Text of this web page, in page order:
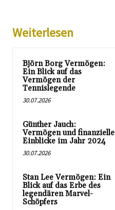
Weiterlesen
Björn Borg Vermögen:
Ein Blick auf das
Vermögen der
Tennislegende
30.07.2026
Günther Jauch:
Vermögen und finanzielle
Einblicke im Jahr 2024
30.07.2026
Stan Lee Vermögen: Ein
Blick auf das Erbe des
legendären Marvel-
Schöpfers